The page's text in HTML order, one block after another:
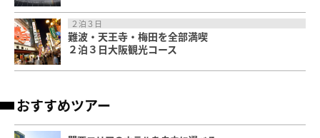
２泊３日
難波・天王寺・梅田を全部満喫
２泊３日大阪観光コース
おすすめツアー